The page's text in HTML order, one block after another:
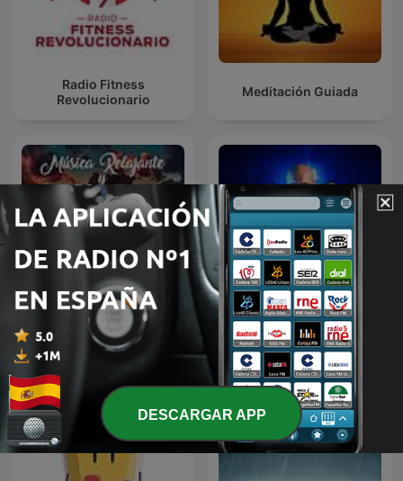
Radio Fitness
Revolucionario
Meditación Guiada
Música relajante y
sonidos naturales
Hijos de la Resistencia
DESCARGAR APP